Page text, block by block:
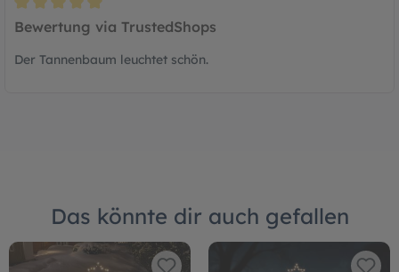
Bewertung mit 5 von 5 Sternen
Bewertung via TrustedShops
Der Tannenbaum leuchtet schön.
Das könnte dir auch gefallen